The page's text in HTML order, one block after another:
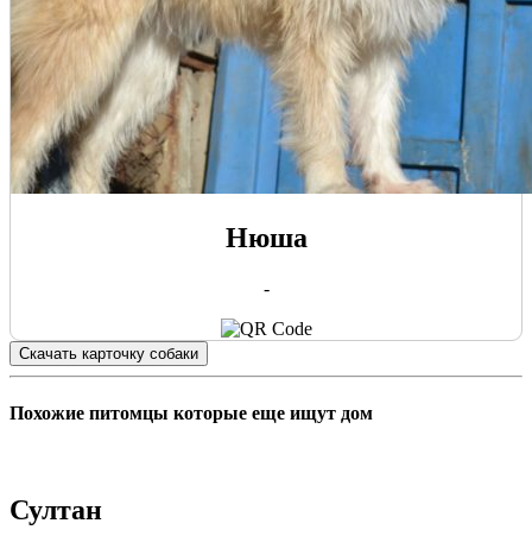
Нюша
-
Скачать карточку собаки
Похожие питомцы которые еще ищут дом
Султан